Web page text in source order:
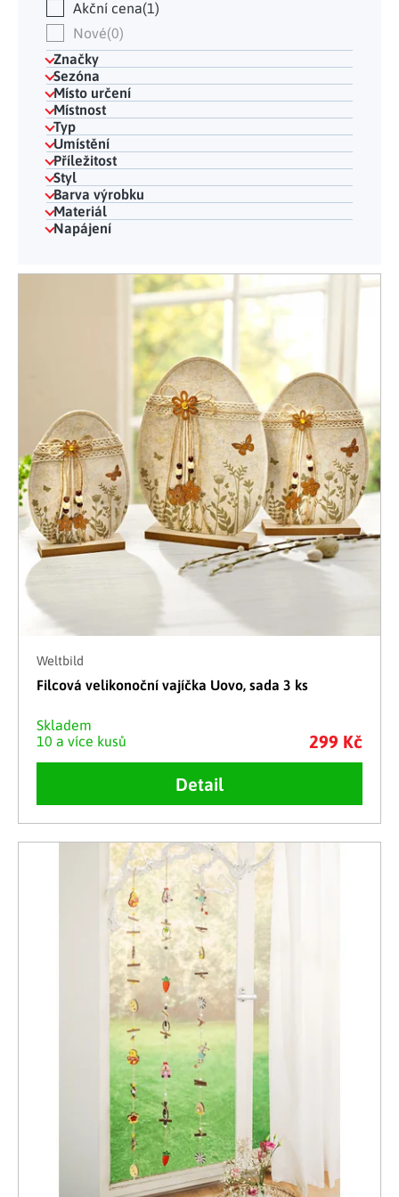
Akční cena 1
Nové 0
Značky
Sezóna
Místo určení
Místnost
Typ
Umístění
Příležitost
Styl
Barva výrobku
Materiál
Napájení
Výpis produktů
Weltbild
Filcová velikonoční vajíčka Uovo, sada 3 ks
Skladem
10 a více kusů
299 Kč
Detail